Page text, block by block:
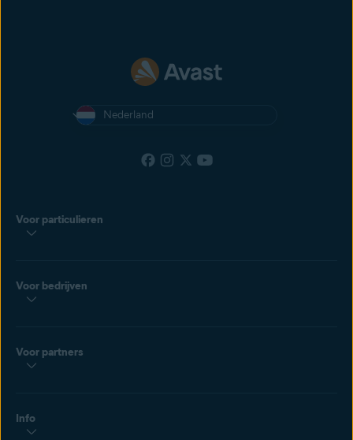
Nederland
Voor particulieren
Voor bedrijven
Voor partners
Info